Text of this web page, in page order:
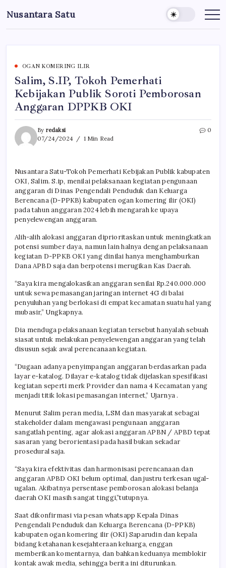
to
content
Nusantara Satu
Berita
Nusantara
OGAN KOMERING ILIR
Salim, S.IP, Tokoh Pemerhati
Kebijakan Publik Soroti Pemborosan
Anggaran DPPKB OKI
By redaksi
07/24/2024
1 Min Read
0
Nusantara Satu-Tokoh Pemerhati Kebijakan Publik kabupaten
OKI, Salim. S.ip, menilai pelaksanaan kegiatan pengunaan
anggaran di Dinas Pengendali Penduduk dan Keluarga
Berencana (D-PPKB) kabupaten ogan komering ilir (OKI)
pada tahun anggaran 2024 lebih mengarah ke upaya
penyelewengan anggaran.
Alih-alih alokasi anggaran diprioritaskan untuk meningkatkan
potensi sumber daya, namun lain halnya dengan pelaksanaan
kegiatan D-PPKB OKI yang dinilai hanya menghamburkan
Dana APBD saja dan berpotensi merugikan Kas Daerah.
“Saya kira mengalokasikan anggaran senilai Rp.240.000.000
untuk sewa pemasangan jaringan internet 4G di balai
penyuluhan yang berlokasi di empat kecamatan suatu hal yang
mubasir,” Ungkapnya.
Dia menduga pelaksanaan kegiatan tersebut hanyalah sebuah
siasat untuk melakukan penyelewengan anggaran yang telah
disusun sejak awal perencanaan kegiatan.
“Dugaan adanya penyimpangan anggaran berdasarkan pada
layar e-katalog. Dilayar e-katalog tidak dijelaskan spesifikasi
kegiatan seperti merk Provider dan nama 4 Kecamatan yang
menjadi titik lokasi pemasangan internet,” Ujarnya .
Menurut Salim peran media, LSM dan masyarakat sebagai
stakeholder dalam mengawasi pengunaan anggaran
sangatlah penting, agar alokasi anggaran APBN / APBD tepat
sasaran yang berorientasi pada hasil bukan sekadar
prosedural saja.
“Saya kira efektivitas dan harmonisasi perencanaan dan
anggaran APBD OKI belum optimal, dan justru terkesan ugal-
ugalan. Akibatnya persentase pemborosan alokasi belanja
daerah OKI masih sangat tinggi,”tutupnya.
Saat dikonfirmasi via pesan whatsapp Kepala Dinas
Pengendali Penduduk dan Keluarga Berencana (D-PPKB)
kabupaten ogan komering ilir (OKI) Saparudin dan kepala
bidang ketahanan kesejahteraan keluarga, enggan
memberikan komentarnya, dan bahkan keduanya memblokir
kontak awak media, sehingga berita ini diturunkan.